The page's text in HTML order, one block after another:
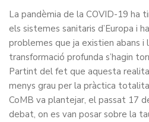
La pandèmia de la COVID-19 ha
els sistemes sanitaris d’Europa i
problemes que ja existien abans i
transformació profunda s’hagin
Partint del fet que aquesta
menys grau per la pràctica
CoMB va plantejar, el passat 17
debat, on es van posar sobre la